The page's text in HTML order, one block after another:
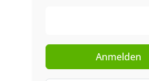
Anmelden